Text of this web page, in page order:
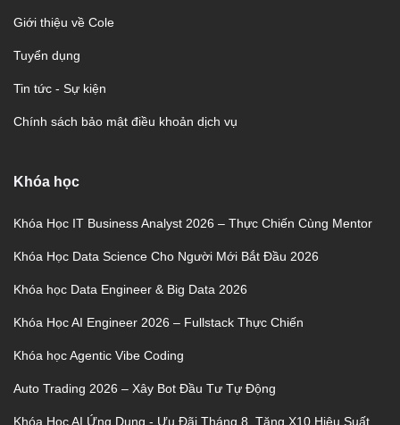
Giới thiệu về Cole
Tuyển dụng
Tin tức - Sự kiện
Chính sách bảo mật điều khoản dịch vụ
Khóa học
Khóa Học IT Business Analyst 2026 – Thực Chiến Cùng Mentor
Khóa Học Data Science Cho Người Mới Bắt Đầu 2026
Khóa học Data Engineer & Big Data 2026
Khóa Học AI Engineer 2026 – Fullstack Thực Chiến
Khóa học Agentic Vibe Coding
Auto Trading 2026 – Xây Bot Đầu Tư Tự Động
Khóa Học AI Ứng Dụng - Ưu Đãi Tháng 8, Tăng X10 Hiệu Suất